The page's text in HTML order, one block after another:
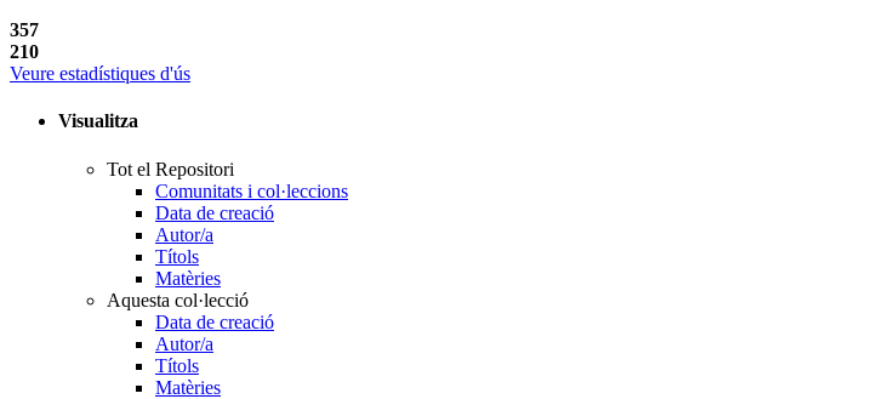
357
210
Veure estadístiques d'ús
Visualitza
Tot el Repositori
Comunitats i col·leccions
Data de creació
Autor/a
Títols
Matèries
Aquesta col·lecció
Data de creació
Autor/a
Títols
Matèries